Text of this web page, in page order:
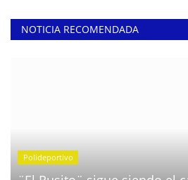
NOTICIA RECOMENDADA
Polideportivo